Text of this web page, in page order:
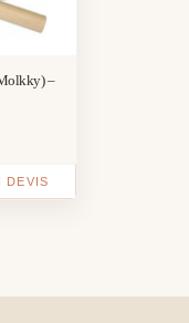
–
DEVIS